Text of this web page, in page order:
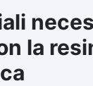
la